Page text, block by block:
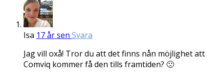
Isa 17 år sen Svara
Jag vill oxå! Tror du att det finns nån möjlighet att
Comviq kommer få den tills framtiden? 🙁